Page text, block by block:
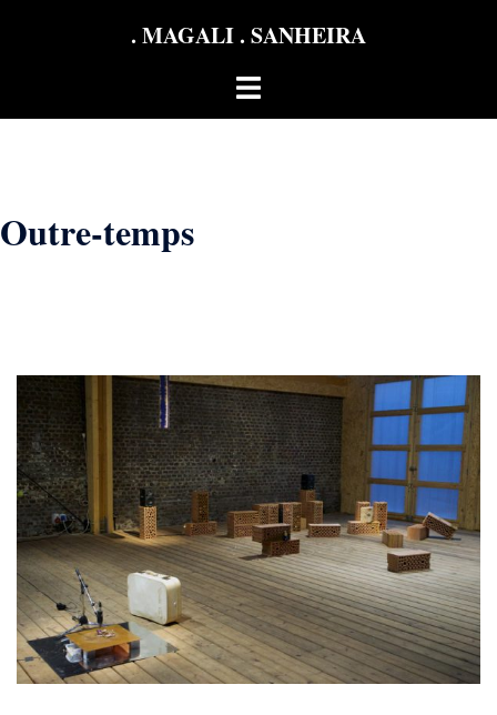
. MAGALI . SANHEIRA
Ouvrir/fermer
Outre-temps